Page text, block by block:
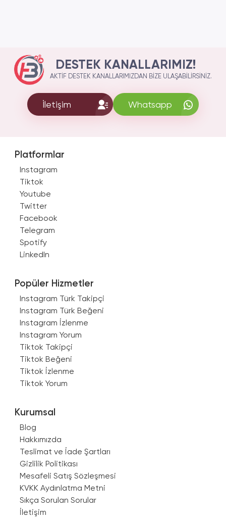
DESTEK KANALLARIMIZ!
AKTIF DESTEK KANALLARIMIZDAN BIZE ULAŞABILIRSINIZ.
İletişim Whatsapp
Platformlar
Instagram
Tiktok
Youtube
Twitter
Facebook
Telegram
Spotify
LinkedIn
Popüler Hizmetler
Instagram Türk Takipçi
Instagram Türk Beğeni
Instagram İzlenme
Instagram Yorum
Tiktok Takipçi
Tiktok Beğeni
Tiktok İzlenme
Tiktok Yorum
Kurumsal
Blog
Hakkımızda
Teslimat ve İade Şartları
Gizlilik Politikası
Mesafeli Satış Sözleşmesi
KVKK Aydınlatma Metni
Sıkça Sorulan Sorular
İletişim